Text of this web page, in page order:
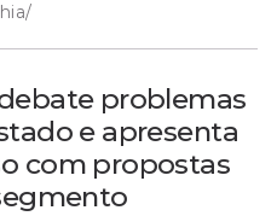
/
problemas
e apresenta
com propostas